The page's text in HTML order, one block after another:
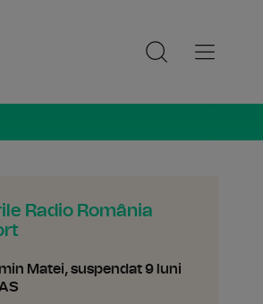
Radio România
Matei, suspendat 9 luni